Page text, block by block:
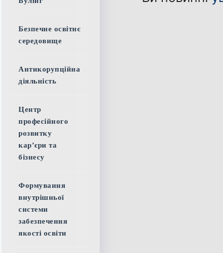
Безпечне освітнє
середовище
Антикорупційна
діяльність
Центр
професійного
розвитку
кар’єри та
бізнесу
Формування
внутрішньої
системи
забезпечення
якості освіти